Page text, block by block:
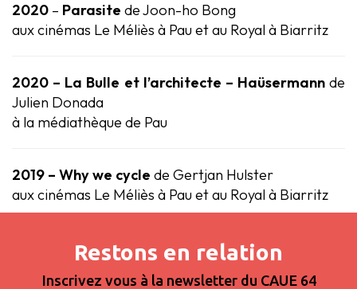
2020 – Parasite de Joon-ho Bong
aux cinémas Le Méliès à Pau et au Royal à Biarritz
2020 – La Bulle et l’architecte – Haüsermannde
Julien Donada
à la médiathèque de Pau
2019 – Why we cycle de Gertjan Hulster
aux cinémas Le Méliès à Pau et au Royal à Biarritz
Restons en relation
Inscrivez vous à la newsletter du CAUE 64